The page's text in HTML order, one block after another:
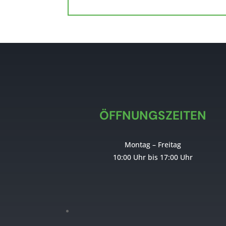
ÖFFNUNGSZEITEN
Montag – Freitag
10:00 Uhr bis 17:00 Uhr